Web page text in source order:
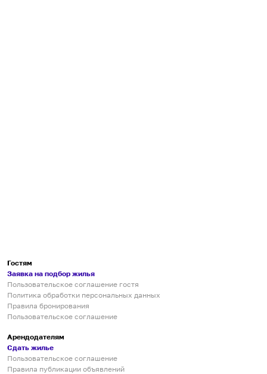
Гостям
Заявка на подбор жилья
Пользовательское соглашение гостя
Политика обработки персональных данных
Правила бронирования
Пользовательское соглашение
Арендодателям
Сдать жилье
Пользовательское соглашение
Правила публикации объявлений